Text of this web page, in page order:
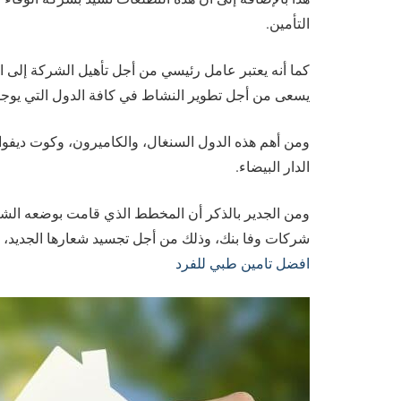
التأمين.
كما أنه يعتبر عامل رئيسي من أجل تأهيل الشركة إلى
يسعى من أجل تطوير النشاط في كافة الدول التي
ومن أهم هذه الدول السنغال، والكاميرون، وكوت
الدار البيضاء.
ومن الجدير بالذكر أن المخطط الذي قامت بوضعه
شركات وفا بنك، وذلك من أجل تجسيد شعارها الجديد،
افضل تامين طبي للفرد